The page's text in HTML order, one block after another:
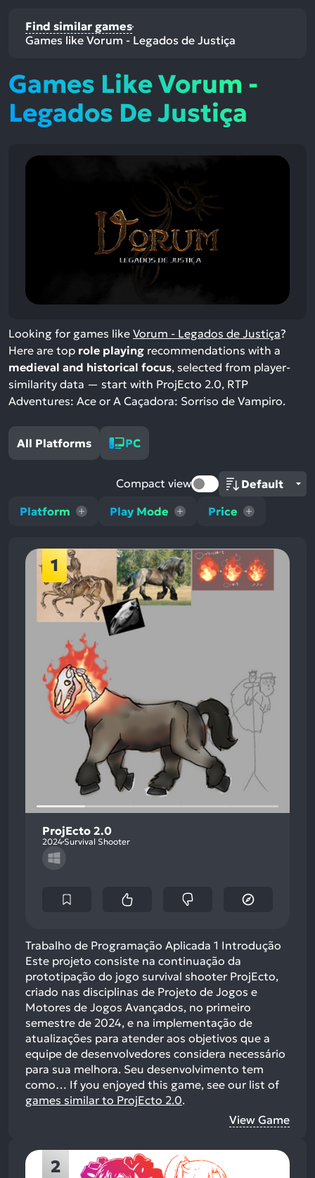
Find similar games
Games like Vorum - Legados de Justiça
Games Like Vorum -
Legados De Justiça
Looking for games like Vorum - Legados de Justiça?
Here are top role playing recommendations with a
medieval and historical focus, selected from player-
similarity data — start with ProjEcto 2.0, RTP
Adventures: Ace or A Caçadora: Sorriso de Vampiro.
All Platforms PC
Platform Play Mode Price
Compact view
1
ProjEcto 2.0
2024 Survival Shooter
Trabalho de Programação Aplicada 1 Introdução
Este projeto consiste na continuação da
prototipação do jogo survival shooter ProjEcto,
criado nas disciplinas de Projeto de Jogos e
Motores de Jogos Avançados, no primeiro
semestre de 2024, e na implementação de
atualizações para atender aos objetivos que a
equipe de desenvolvedores considera necessário
para sua melhora. Seu desenvolvimento tem
como… If you enjoyed this game, see our list of
games similar to ProjEcto 2.0.
View Game
2